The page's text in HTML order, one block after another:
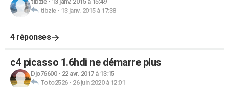
tibzie- 13 janv. 2015 à 17:38
4 réponses
c4 picasso 1.6hdi ne démarre plus
Djo76600- 22 avr. 2017 à 13:15
Toto2526- 26 juin 2020 à 12:01